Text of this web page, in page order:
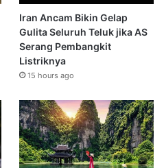
Iran Ancam Bikin Gelap
Gulita Seluruh Teluk jika AS
Serang Pembangkit
Listriknya
15 hours ago